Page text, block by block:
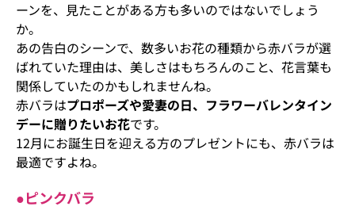
ーンを、見たことがある方も多いのではないでしょう
か。
あの告白のシーンで、数多いお花の種類から赤バラが選
ばれていた理由は、美しさはもちろんのこと、花言葉も
関係していたのかもしれませんね。
赤バラはプロポーズや愛妻の日、フラワーバレンタイン
デーに贈りたいお花です。
12月にお誕生日を迎える方のプレゼントにも、赤バラは
最適ですよね。
●ピンクバラ